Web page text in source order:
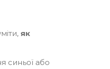
як
синьої або